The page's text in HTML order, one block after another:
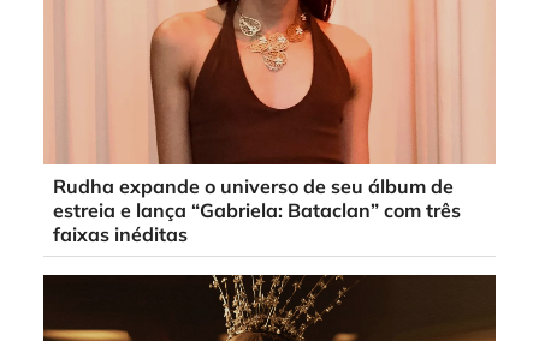
Rudha expande o universo de seu álbum de
estreia e lança “Gabriela: Bataclan” com três
faixas inéditas